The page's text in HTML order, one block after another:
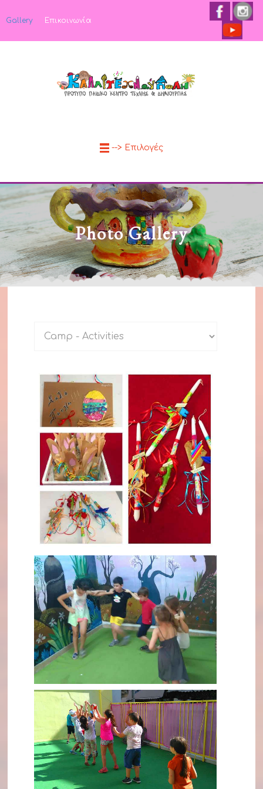
Gallery Επικοινωνία
--> Επιλογές
Photo Gallery